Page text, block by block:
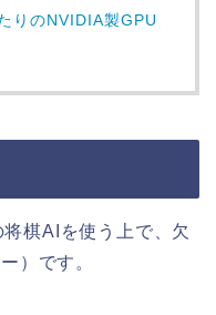
りのNVIDIA製GPU
棋AIを使う上で、欠
）です。